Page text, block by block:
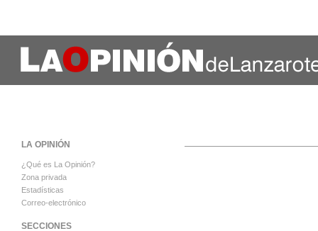
LA OPINIÓN
¿Qué es La Opinión?
Zona privada
Estadísticas
Correo-electrónico
SECCIONES